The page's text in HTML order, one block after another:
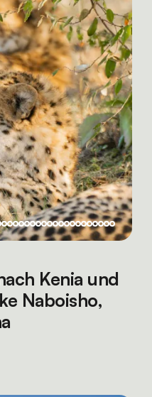
Kenia und
Naboisho,